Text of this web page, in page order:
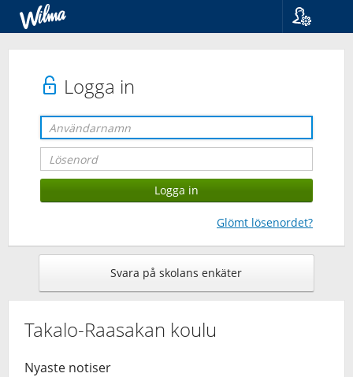
Logga in
Glömt lösenordet?
Svara på skolans enkäter
Takalo-Raasakan koulu
Nyaste notiser